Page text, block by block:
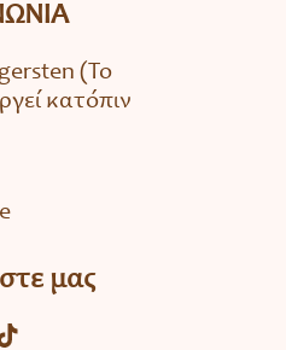
(To
κατόπιν
μας